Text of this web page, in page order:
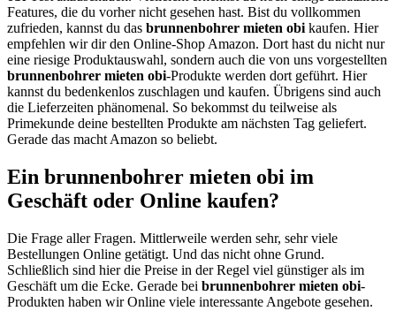
Features, die du vorher nicht gesehen hast. Bist du vollkommen
zufrieden, kannst du das brunnenbohrer mieten obi kaufen. Hier
empfehlen wir dir den Online-Shop Amazon. Dort hast du nicht nur
eine riesige Produktauswahl, sondern auch die von uns vorgestellten
brunnenbohrer mieten obi-Produkte werden dort geführt. Hier
kannst du bedenkenlos zuschlagen und kaufen. Übrigens sind auch
die Lieferzeiten phänomenal. So bekommst du teilweise als
Primekunde deine bestellten Produkte am nächsten Tag geliefert.
Gerade das macht Amazon so beliebt.
Ein brunnenbohrer mieten obi im
Geschäft oder Online kaufen?
Die Frage aller Fragen. Mittlerweile werden sehr, sehr viele
Bestellungen Online getätigt. Und das nicht ohne Grund.
Schließlich sind hier die Preise in der Regel viel günstiger als im
Geschäft um die Ecke. Gerade bei brunnenbohrer mieten obi-
Produkten haben wir Online viele interessante Angebote gesehen.